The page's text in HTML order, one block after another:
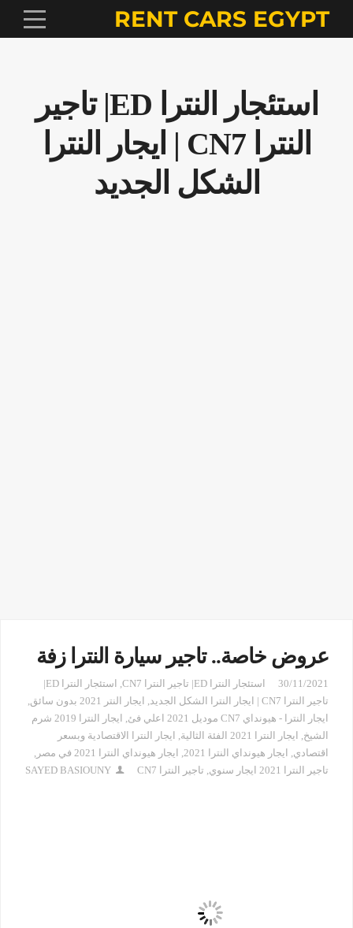
RENT CARS EGYPT
استئجار النترا ED| تاجير
النترا CN7 | ايجار النترا
الشكل الجديد
عروض خاصة.. تاجير سيارة النترا زفة
30/11/2021 استئجار النترا ED| تاجير النترا CN7 ,
استئجار النترا ED|
تاجير النترا CN7 | ايجار النترا الشكل الجديد
, ايجار النتر 2021 بدون سائق
,
ايجار النترا - هيونداي CN7 موديل 2021 اعلي فئ
,
ايجار النترا 2019 شرم
الشيخ, ايجار النترا 2021 الفئة الثالية , ايجار النترا الاقتصادية وبسعر
اقتصادي, ايجار هيونداي النترا 2021 , ايجار هيونداي النترا 2021 في مصر
,
تاجير النترا 2021 ايجار سنوي
, تاجير النترا CN7 SAYED BASIOUNY